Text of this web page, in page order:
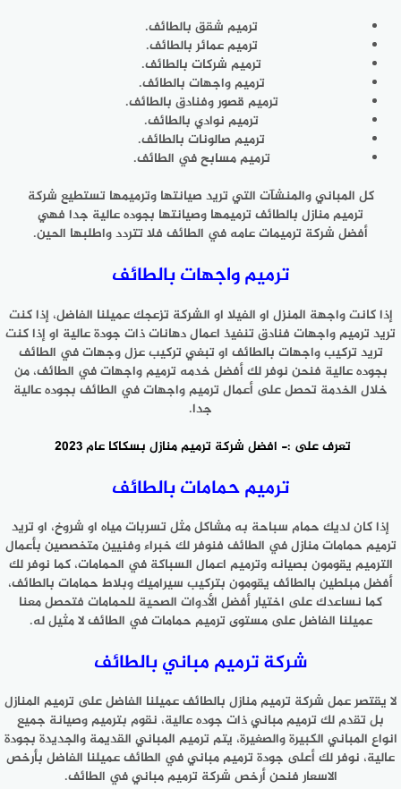
ترميم شقق بالطائف.
ترميم عمائر بالطائف.
ترميم شركات بالطائف.
ترميم واجهات بالطائف.
ترميم قصور وفنادق بالطائف.
ترميم نوادي بالطائف.
ترميم صالونات بالطائف.
ترميم مسابح في الطائف.
كل المباني والمنشآت التي تريد صيانتها وترميمها تستطيع شركة
ترميم منازل بالطائف ترميمها وصيانتها بجوده عالية جدا فهي
أفضل شركة ترميمات عامه في الطائف فلا تتردد واطلبها الحين.
ترميم واجهات بالطائف
إذا كانت واجهة المنزل او الفيلا او الشركة تزعجك عميلنا الفاضل، إذا كنت
تريد ترميم واجهات فنادق تنفيذ اعمال دهانات ذات جودة عالية او إذا كنت
تريد تركيب واجهات بالطائف او تبغي تركيب عزل وجهات في الطائف
بجوده عالية فنحن نوفر لك أفضل خدمه ترميم واجهات في الطائف، من
خلال الخدمة تحصل على أعمال ترميم واجهات في الطائف بجوده عالية
جدا.
تعرف على :- افضل شركة ترميم منازل بسكاكا عام 2023
ترميم حمامات بالطائف
إذا كان لديك حمام سباحة به مشاكل مثل تسربات مياه او شروخ، او تريد
ترميم حمامات منازل في الطائف فنوفر لك خبراء وفنيين متخصصين بأعمال
الترميم يقومون بصيانه وترميم اعمال السباكة في الحمامات، كما نوفر لك
أفضل مبلطين بالطائف يقومون بتركيب سيراميك وبلاط حمامات بالطائف،
كما نساعدك على اختيار أفضل الأدوات الصحية للحمامات فتحصل معنا
عميلنا الفاضل على مستوى ترميم حمامات في الطائف لا مثيل له.
شركة ترميم مباني بالطائف
لا يقتصر عمل شركة ترميم منازل بالطائف عميلنا الفاضل على ترميم المنازل
بل تقدم لك ترميم مباني ذات جوده عالية، نقوم بترميم وصيانة جميع
انواع المباني الكبيرة والصغيرة، يتم ترميم المباني القديمة والجديدة بجودة
عالية، نوفر لك أعلى جودة ترميم مباني في الطائف عميلنا الفاضل بأرخص
الاسعار فنحن أرخص شركة ترميم مباني في الطائف.